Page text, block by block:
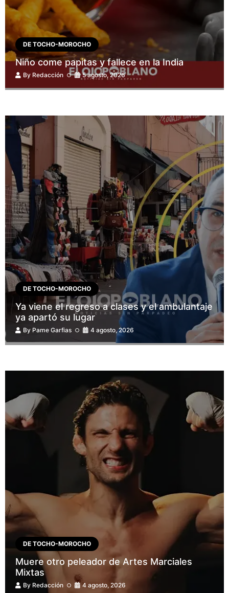
DE TOCHO-MOROCHO
Niño come papitas y fallece en la India
By Redacción 5 agosto, 2026
DE TOCHO-MOROCHO
Ya viene el regreso a clases y el ambulantaje
ya apartó su lugar
By Pame Garfias 4 agosto, 2026
DE TOCHO-MOROCHO
Muere otro peleador de Artes Marciales
Mixtas
By Redacción 4 agosto, 2026